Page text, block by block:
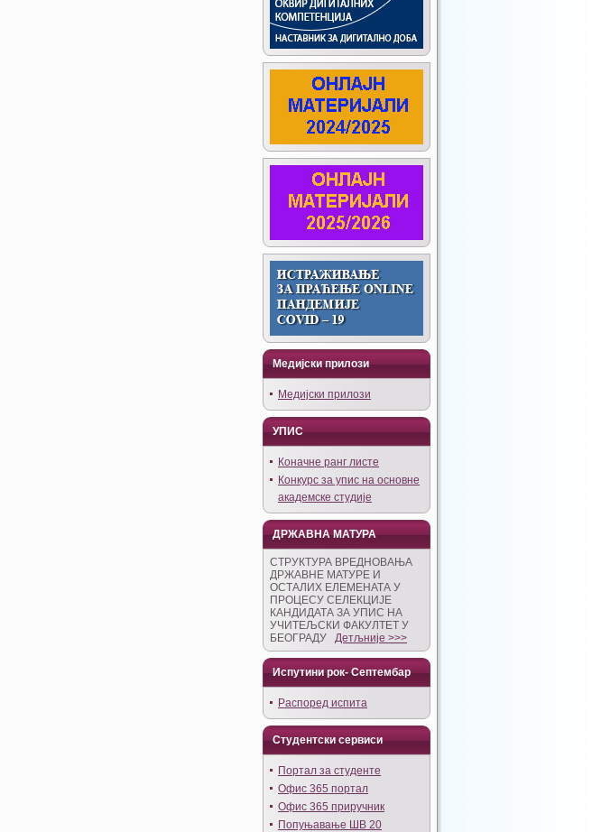
Медијски прилози
Медијски прилози
УПИС
Коначне ранг листе
Конкурс за упис на основне
академске студије
ДРЖАВНА МАТУРА
СТРУКТУРА ВРЕДНОВАЊА
ДРЖАВНЕ МАТУРЕ И
ОСТАЛИХ ЕЛЕМЕНАТА У
ПРОЦЕСУ СЕЛЕКЦИЈЕ
КАНДИДАТА ЗА УПИС НА
УЧИТЕЉСКИ ФАКУЛТЕТ У
БЕОГРАДУ Детљније >>>
Испутини рок- Септембар
Распоред испита
Студентски сервиси
Портал за студенте
Офис 365 портал
Офис 365 приручник
Попуњавање ШВ 20